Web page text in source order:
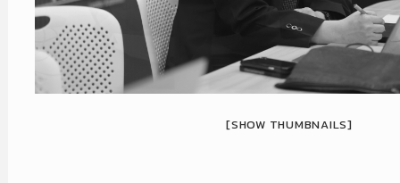
[SHOW THUMBNAILS]